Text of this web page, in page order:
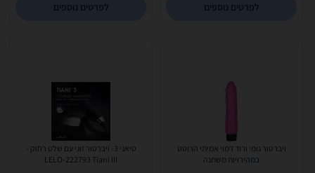
לפרטים נוספים לפרטים נוספים
ויברטור גומי ורוד דמוי אמיתי הרוטט
במהירויות משתנה
טיאני 3- ויברטור זוגי עם שלט רחוק -
LELO-222793 Tiani III